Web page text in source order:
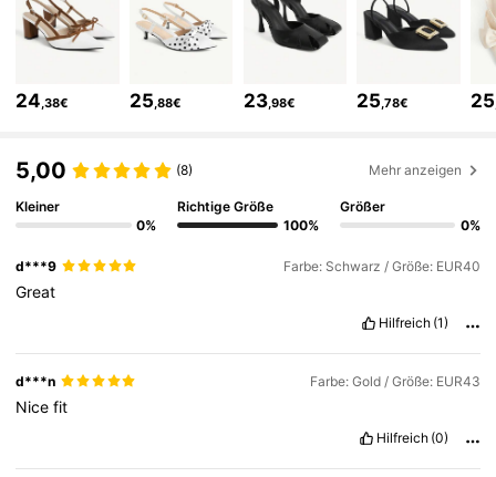
437K Follower
4,85 437K Follower
4,85
24 ,38€ 25 ,88€ 23,98€ 25 ,78€ 25
5,00 (8) Mehr anzeigen
Kleiner
0%
Richtige Größe
100%
Größer
0%
d***9 Farbe: Schwarz / Größe: EUR40
Great
Hilfreich (1)
d***n Farbe: Gold / Größe: EUR43
Nicefit
Hilfreich (0)